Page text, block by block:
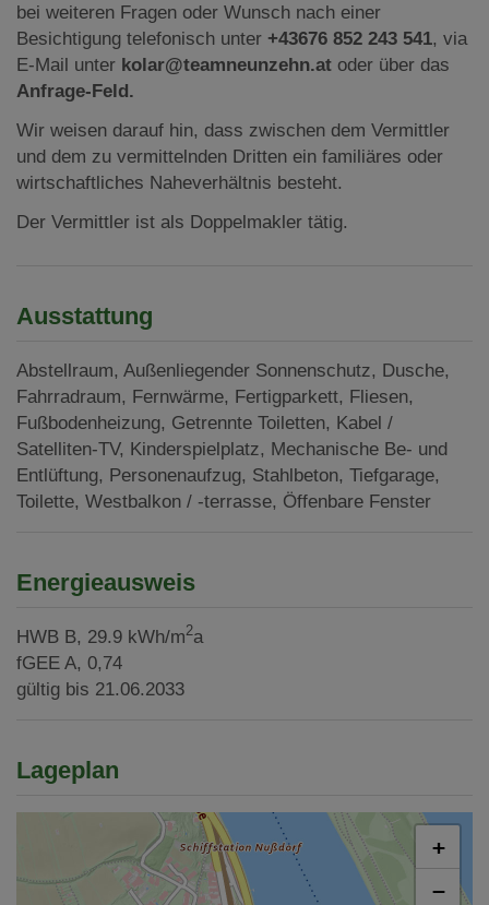
bei weiteren Fragen oder Wunsch nach einer
Besichtigung telefonisch unter +43676 852 243 541, via
E-Mail unter kolar@teamneunzehn.at oder über das
Anfrage-Feld.
Wir weisen darauf hin, dass zwischen dem Vermittler
und dem zu vermittelnden Dritten ein familiäres oder
wirtschaftliches Naheverhältnis besteht.
Der Vermittler ist als Doppelmakler tätig.
Ausstattung
Abstellraum Außenliegender Sonnenschutz
Dusche
Fahrradraum
Fernwärme Fertigparkett Fliesen
Fußbodenheizung Getrennte Toiletten Kabel /
Satelliten-TV Kinderspielplatz
Mechanische Be- und
Entlüftung Personenaufzug Stahlbeton Tiefgarage
Toilette Westbalkon / -terrasse Öffenbare Fenster
Energieausweis
HWB B, 29.9 kWh/m2a
fGEE A, 0,74
gültig bis 21.06.2033
Lageplan
+
−